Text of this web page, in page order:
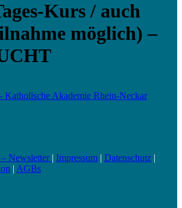
Kurs / auch
möglich) –
Katholische Akademie Rhein-Neckar
Newsletter | Impressum | Datenschutz |
| AGBs